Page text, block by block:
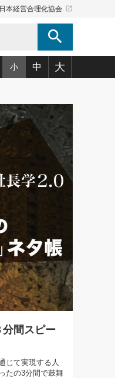
日本経営合理化協会 launch
search
ネジメント」
うあん)(166)
「ミミガク」のすすめ
小 中 大
間スピー
じて実現する人
たの3分間で鼓舞